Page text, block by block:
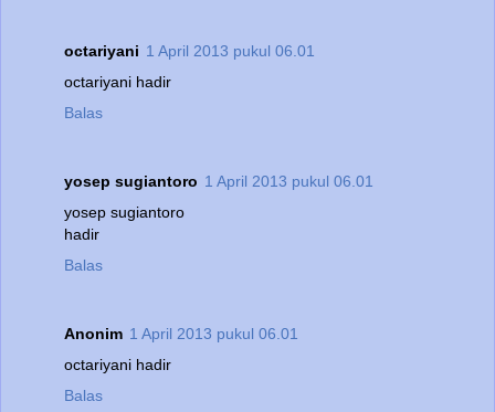
octariyani 1 April 2013 pukul 06.01
octariyani hadir
Balas
yosep sugiantoro 1 April 2013 pukul 06.01
yosep sugiantoro
hadir
Balas
Anonim 1 April 2013 pukul 06.01
octariyani hadir
Balas